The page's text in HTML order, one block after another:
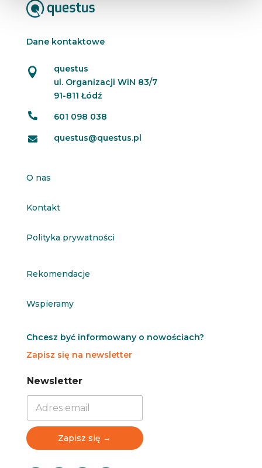
Dane kontaktowe

questus
ul. Organizacji WiN 83/7
91-811 Łódź
 601 098 038
 questus@questus.pl
O nas
Kontakt
Polityka prywatności
Rekomendacje
Wspieramy
Chcesz być informowany o nowościach?
Zapisz się na newsletter
N
e
t
N
e
t
Newsletter
Zapisz się →